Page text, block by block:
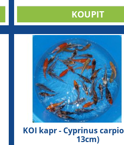
KOI kapr - Cyprinus
13cm)